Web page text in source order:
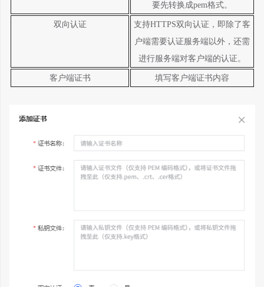
要先转换成pem格式。
双向认证 支持HTTPS双向认证，即除了客
户端需要认证服务端以外，还需
进行服务端对客户端的认证。
客户端证书 填写客户端证书内容